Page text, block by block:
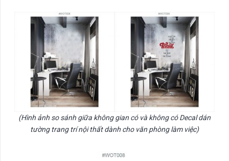
(Hình ảnh so sánh giữa không gian có và không có Decal dán
tường trang trí nội thất dành cho văn phòng làm việc)